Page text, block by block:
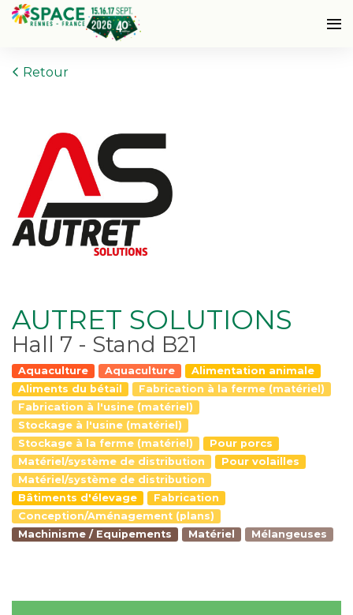
Retour
AUTRET SOLUTIONS
Hall 7 - Stand B21
Aquaculture Aquaculture
Alimentation animale
Aliments du bétail
Fabrication à la ferme (matériel)
Fabrication à l'usine (matériel)
Stockage à l'usine (matériel)
Stockage à la ferme (matériel)
Pour porcs
Matériel/système de distribution
Pour volailles
Matériel/système de distribution
Bâtiments d'élevage
Fabrication
Conception/Aménagement (plans)
Machinisme / Equipements
Matériel Mélangeuses